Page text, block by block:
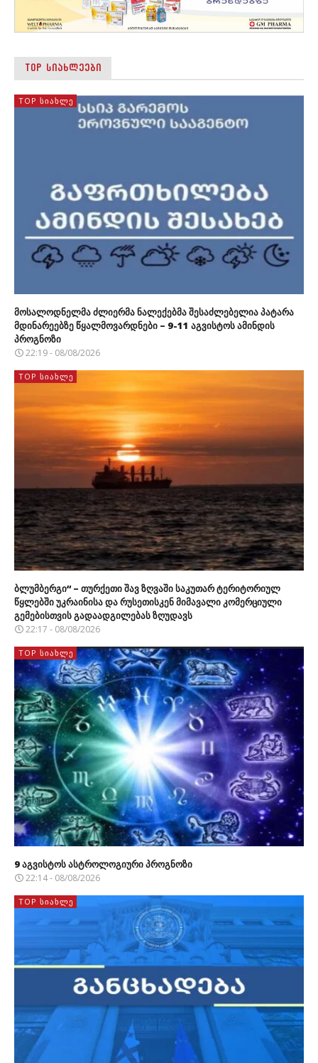
TOP ᲡᲘᲐᲮᲚᲔᲔᲑᲘ
TOP ᲡᲘᲐᲮᲚᲔ
მოსალოდნელმა ძლიერმა ნალექებმა შესაძლებელია პატარა
მდინარეებზე წყალმოვარდნები – 9-11 აგვისტოს ამინდის
პროგნოზი
22:19 - 08/08/2026
TOP ᲡᲘᲐᲮᲚᲔ
ბლუმბერგი“ – თურქეთი შავ ზღვაში საკუთარ ტერიტორიულ
წყლებში უკრაინისა და რუსეთისკენ მიმავალი კომერციული
გემებისთვის გადაადგილებას ზღუდავს
22:17 - 08/08/2026
TOP ᲡᲘᲐᲮᲚᲔ
9 აგვისტოს ასტროლოგიური პროგნოზი
22:14 - 08/08/2026
TOP ᲡᲘᲐᲮᲚᲔ